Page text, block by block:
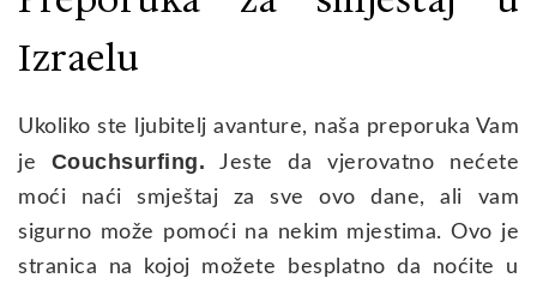
Izraelu
Ukoliko ste ljubitelj avanture, naša preporuka Vam
je Couchsurfing. Jeste da vjerovatno nećete
moći naći smještaj za sve ovo dane, ali vam
sigurno može pomoći na nekim mjestima. Ovo je
stranica na kojoj možete besplatno da noćite u